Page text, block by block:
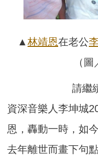
▲林靖恩在老公
（
請繼
資深音樂人李坤城
恩，轟動一時，如
去年離世而畫下句